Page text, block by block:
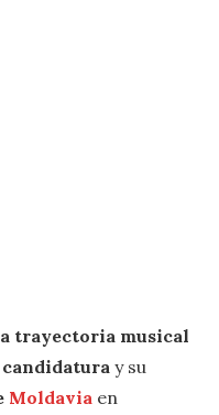
trayectoria musical
candidatura y su
Moldavia en